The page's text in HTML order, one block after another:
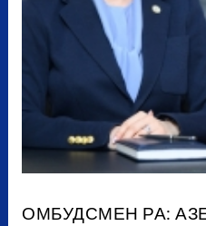
ОМБУДСМЕН РА: